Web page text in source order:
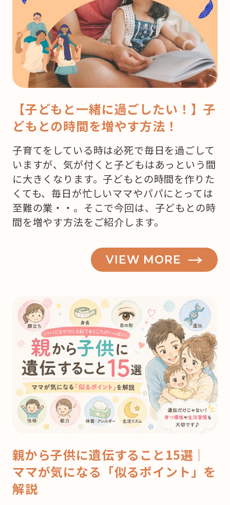
【子どもと一緒に過ごしたい！】子
どもとの時間を増やす方法！
子育てをしている時は必死で毎日を過ごして
いますが、気が付くと子どもはあっという間
に大きくなります。子どもとの時間を作りた
くても、毎日が忙しいママやパパにとっては
至難の業・・。そこで今回は、子どもとの時
間を増やす方法をご紹介します。
VIEW MORE
親から子供に遺伝すること15選｜
ママが気になる「似るポイント」を
解説